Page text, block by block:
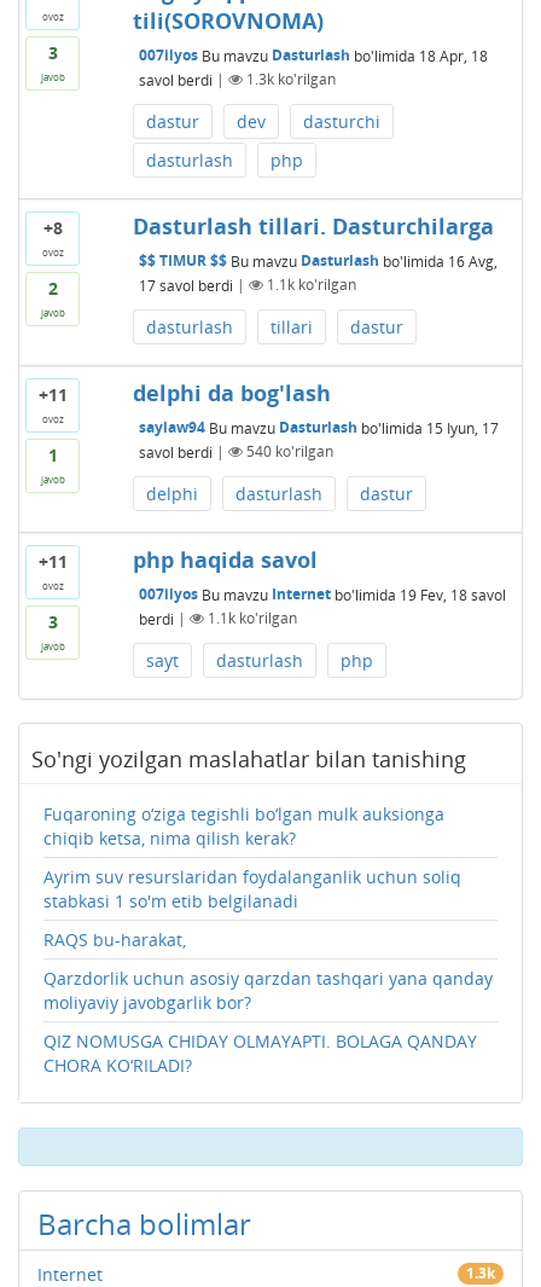
ovoz
3
javob
tili(SOROVNOMA)
007ilyos Bu mavzu Dasturlash bo'limida 18 Apr, 18
savol berdi | 1.3kko'rilgan
dastur dev
dasturchi
dasturlash
php
+8
ovoz
2
javob
Dasturlash tillari. Dasturchilarga
$$ TIMUR $$ Bu mavzu Dasturlash bo'limida 16 Avg,
17 savol berdi | 1.1kko'rilgan
dasturlash tillari dastur
+11
ovoz
1
javob
delphi da bog'lash
saylaw94 Bu mavzu Dasturlash bo'limida 15 Iyun, 17
savol berdi | 540ko'rilgan
delphi dasturlash dastur
+11
ovoz
3
javob
php haqida savol
007ilyos Bu mavzu Internetbo'limida 19 Fev, 18 savol
berdi | 1.1kko'rilgan
sayt dasturlash php
So'ngi yozilgan maslahatlar bilan tanishing
Fuqaroning o‘ziga tegishli bo‘lgan mulk auksionga
chiqib ketsa, nima qilish kerak?
Ayrim suv resurslaridan foydalanganlik uchun soliq
stabkasi 1 so'm etib belgilanadi
RAQS bu-harakat,
Qarzdorlik uchun asosiy qarzdan tashqari yana qanday
moliyaviy javobgarlik bor?
QIZ NOMUSGA CHIDAY OLMAYAPTI. BOLAGA QANDAY
CHORA KO‘RILADI?
Barcha bolimlar
Internet 1.3k